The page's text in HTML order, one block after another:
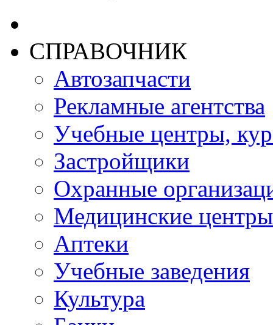
СПРАВОЧНИК
Автозапчасти
Рекламные агентства
Учебные центры,
Застройщики
Охранные
Медицинские центры
Аптеки
Учебные заведения
Культура